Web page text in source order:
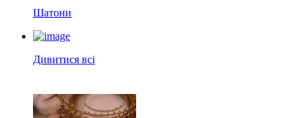
Шатони
Дивитися всі